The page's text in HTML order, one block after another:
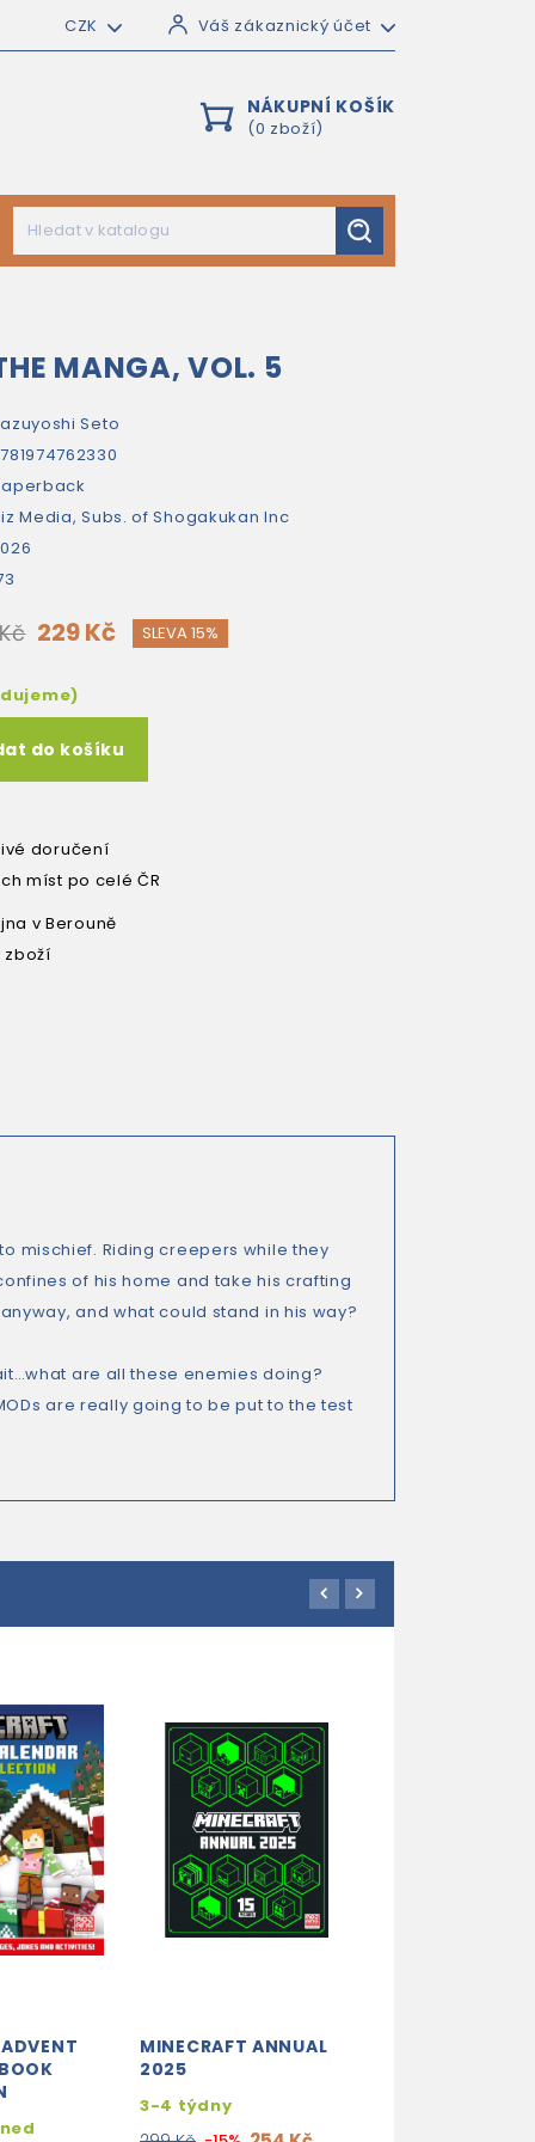
CZK Váš zákaznický účet
NÁKUPNÍ KOŠÍK
(0 zboží)
MANGA, VOL. 5
Seto
Media, Subs. of Shogakukan Inc
229 Kč SLEVA 15%
do košíku
doručení
míst po celé ČR
v Berouně
zboží
mischief. Riding creepers while they
of his home and take his crafting
and what could stand in his way?
are all these enemies doing?
are really going to be put to the test
MINECRAFT ANNUAL
2025
3-4 týdny